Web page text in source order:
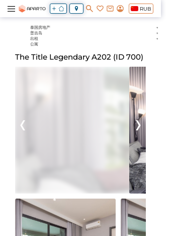
RUB
泰国房地产
普吉岛
出租
公寓
The Title Legendary A202 (ID 700)